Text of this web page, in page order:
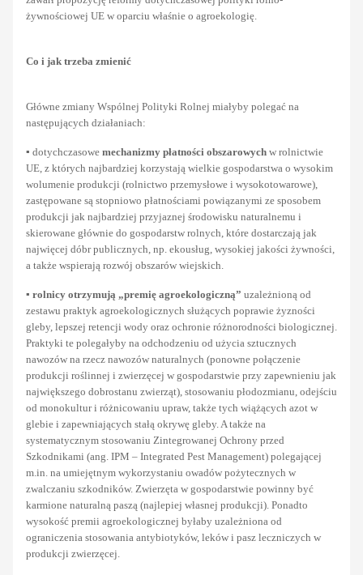
żywnościowej UE w oparciu właśnie o agroekologię.
Co i jak trzeba zmienić
Główne zmiany Wspólnej Polityki Rolnej miałyby polegać na
następujących działaniach:
▪ dotychczasowe mechanizmy płatności obszarowych w rolnictwie
UE, z których najbardziej korzystają wielkie gospodarstwa o wysokim
wolumenie produkcji (rolnictwo przemysłowe i wysokotowarowe),
zastępowane są stopniowo płatnościami powiązanymi ze sposobem
produkcji jak najbardziej przyjaznej środowisku naturalnemu i
skierowane głównie do gospodarstw rolnych, które dostarczają jak
najwięcej dóbr publicznych, np. ekousług, wysokiej jakości żywności,
a także wspierają rozwój obszarów wiejskich.
▪ rolnicy otrzymują „premię agroekologiczną” uzależnioną od
zestawu praktyk agroekologicznych służących poprawie żyzności
gleby, lepszej retencji wody oraz ochronie różnorodności biologicznej.
Praktyki te polegałyby na odchodzeniu od użycia sztucznych
nawozów na rzecz nawozów naturalnych (ponowne połączenie
produkcji roślinnej i zwierzęcej w gospodarstwie przy zapewnieniu jak
największego dobrostanu zwierząt), stosowaniu płodozmianu, odejściu
od monokultur i różnicowaniu upraw, także tych wiążących azot w
glebie i zapewniających stałą okrywę gleby. A także na
systematycznym stosowaniu Zintegrowanej Ochrony przed
Szkodnikami (ang. IPM – Integrated Pest Management) polegającej
m.in. na umiejętnym wykorzystaniu owadów pożytecznych w
zwalczaniu szkodników. Zwierzęta w gospodarstwie powinny być
karmione naturalną paszą (najlepiej własnej produkcji). Ponadto
wysokość premii agroekologicznej byłaby uzależniona od
ograniczenia stosowania antybiotyków, leków i pasz leczniczych w
produkcji zwierzęcej.